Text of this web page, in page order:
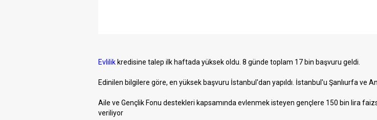
Evlilik kredisine talep ilk haftada yüksek oldu. 8 günde toplam 17 bin başvuru geldi.
Edinilen bilgilere göre, en yüksek başvuru İstanbul'dan yapıldı. İstanbul'u Şanlıurfa ve
Aile ve Gençlik Fonu destekleri kapsamında evlenmek isteyen gençlere 150 bin lira
veriliyor